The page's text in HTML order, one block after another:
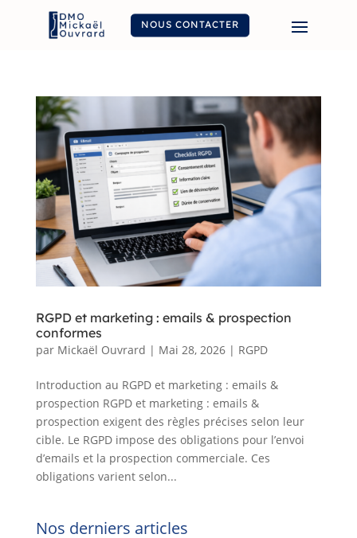
NOUS CONTACTER
RGPD et marketing : emails & prospection
conformes
par Mickaël Ouvrard | Mai 28, 2026| RGPD
Introduction au RGPD et marketing : emails &
prospection RGPD et marketing : emails &
prospection exigent des règles précises selon leur
cible. Le RGPD impose des obligations pour l’envoi
d’emails et la prospection commerciale. Ces
obligations varient selon...
Nos derniers articles